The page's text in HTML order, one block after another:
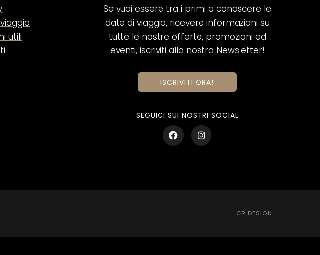
utili
Se vuoi essere tra i primi a conoscere le
date di viaggio, ricevere informazioni su
tutte le nostre offerte, promozioni ed
eventi, iscriviti alla nostra Newsletter!
ISCRIVITI ORA!
SEGUICI SUI NOSTRI SOCIAL
GR.DESIGN